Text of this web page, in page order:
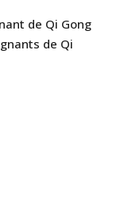
de Qi Gong
de Qi